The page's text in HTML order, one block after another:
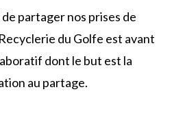
partager nos prises de
du Golfe est avant
dont le but est la
au partage.